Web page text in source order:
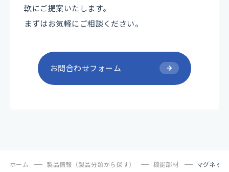
軟にご提案いたします。
まずはお気軽にご相談ください。
お問合わせフォーム
ホーム 製品情報（製品分類から探す） 機能部材 マグネッ